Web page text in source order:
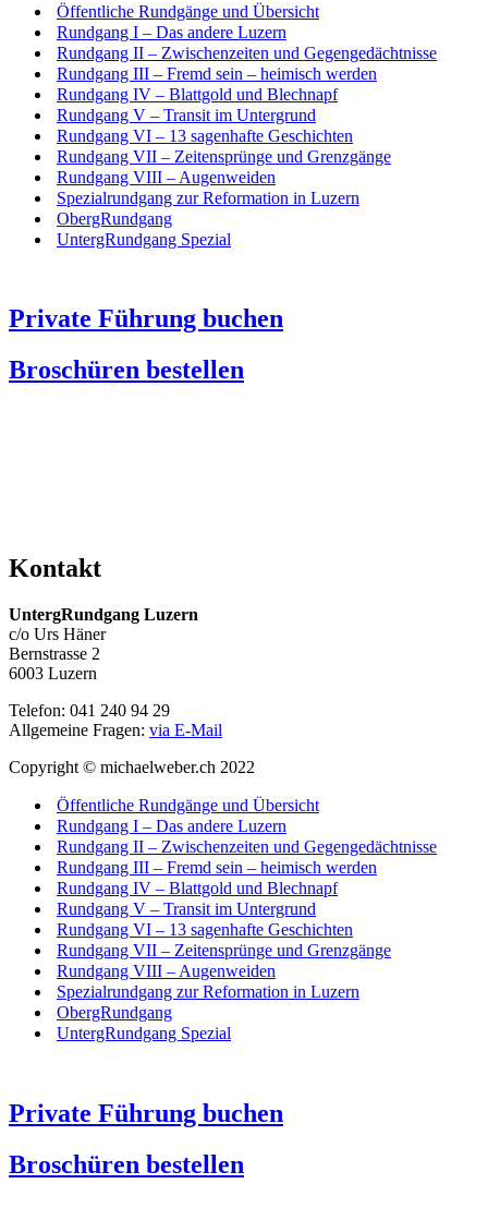
Öffentliche Rundgänge und Übersicht
Rundgang I – Das andere Luzern
Rundgang II – Zwischenzeiten und Gegengedächtnisse
Rundgang III – Fremd sein – heimisch werden
Rundgang IV – Blattgold und Blechnapf
Rundgang V – Transit im Untergrund
Rundgang VI – 13 sagenhafte Geschichten
Rundgang VII – Zeitensprünge und Grenzgänge
Rundgang VIII – Augenweiden
Spezialrundgang zur Reformation in Luzern
ObergRundgang
UntergRundgang Spezial
Private Führung buchen
Broschüren bestellen
Kontakt
UntergRundgang Luzern
c/o Urs Häner
Bernstrasse 2
6003 Luzern
Telefon: 041 240 94 29
Allgemeine Fragen: via E-Mail
Copyright © michaelweber.ch 2022
Öffentliche Rundgänge und Übersicht
Rundgang I – Das andere Luzern
Rundgang II – Zwischenzeiten und Gegengedächtnisse
Rundgang III – Fremd sein – heimisch werden
Rundgang IV – Blattgold und Blechnapf
Rundgang V – Transit im Untergrund
Rundgang VI – 13 sagenhafte Geschichten
Rundgang VII – Zeitensprünge und Grenzgänge
Rundgang VIII – Augenweiden
Spezialrundgang zur Reformation in Luzern
ObergRundgang
UntergRundgang Spezial
Private Führung buchen
Broschüren bestellen